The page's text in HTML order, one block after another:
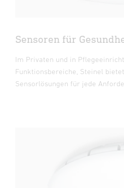
Sensoren für
Im Privaten und in
Funktionsbereiche, Steinel
Sensorlösungen für jede